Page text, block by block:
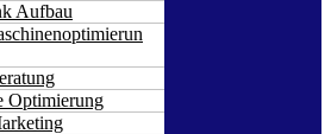
Aufbau
Optimierung